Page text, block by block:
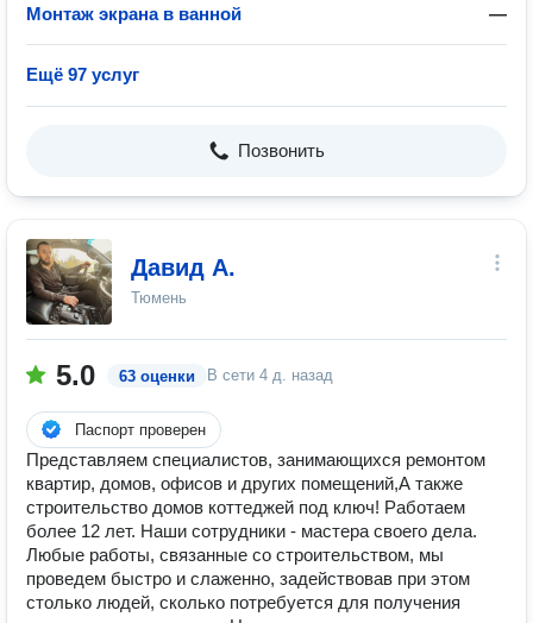
Монтаж экрана в ванной —
Ещё 97 услуг
Позвонить
Давид А.
Тюмень
5.0 63 оценки В сети 4 д. назад
Паспорт проверен
Представляем специалистов, занимающихся ремонтом
квартир, домов, офисов и других помещений,А также
строительство домов коттеджей под ключ! Работаем
более 12 лет. Наши сотрудники - мастера своего дела.
Любые работы, связанные со строительством, мы
проведем быстро и слаженно, задействовав при этом
столько людей, сколько потребуется для получения